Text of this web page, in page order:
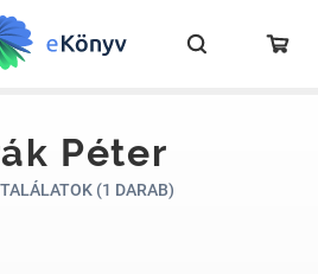
Péter
(1 DARAB)